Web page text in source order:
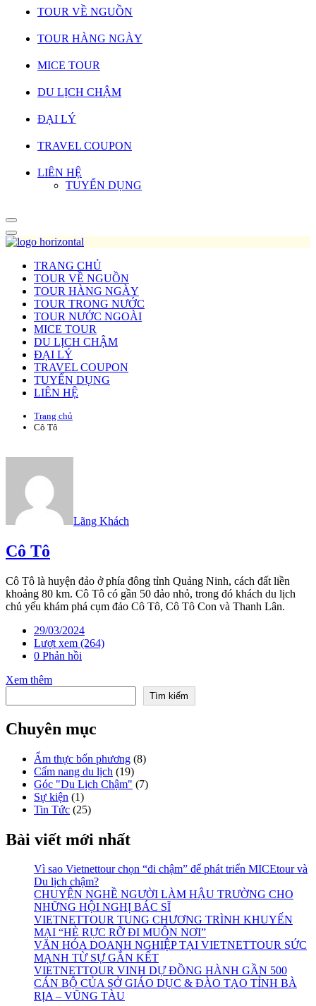
TOUR VỀ NGUỒN
TOUR HÀNG NGÀY
MICE TOUR
DU LỊCH CHẬM
ĐẠI LÝ
TRAVEL COUPON
LIÊN HỆ
TUYỂN DỤNG
TRANG CHỦ
TOUR VỀ NGUỒN
TOUR HÀNG NGÀY
TOUR TRONG NƯỚC
TOUR NƯỚC NGOÀI
MICE TOUR
DU LỊCH CHẬM
ĐẠI LÝ
TRAVEL COUPON
TUYỂN DỤNG
LIÊN HỆ
Trang chủ
Cô Tô
Lãng Khách
Cô Tô
Cô Tô là huyện đảo ở phía đông tỉnh Quảng Ninh, cách đất liền
khoảng 80 km. Cô Tô có gần 50 đảo nhỏ, trong đó khách du lịch
chủ yếu khám phá cụm đảo Cô Tô, Cô Tô Con và Thanh Lân.
29/03/2024
Lượt xem (264)
0 Phản hồi
Xem thêm
Tìm kiếm
Chuyên mục
Ẩm thực bốn phương (8)
Cẩm nang du lịch (19)
Góc "Du Lịch Chậm" (7)
Sự kiện (1)
Tin Tức (25)
Bài viết mới nhất
Vì sao Vietnettour chọn “đi chậm” để phát triển MICEtour và
Du lịch chậm?
CHUYỆN NGHỀ NGƯỜI LÀM HẬU TRƯỜNG CHO
NHỮNG HỘI NGHỊ BÁC SĨ
VIETNETTOUR TUNG CHƯƠNG TRÌNH KHUYẾN
MẠI “HÈ RỰC RỠ ĐI MUÔN NƠI”
VĂN HÓA DOANH NGHIỆP TẠI VIETNETTOUR SỨC
MẠNH TỪ SỰ GẮN KẾT
VIETNETTOUR VINH DỰ ĐỒNG HÀNH GẦN 500
CÁN BỘ CỦA SỞ GIÁO DỤC & ĐÀO TẠO TỈNH BÀ
RỊA – VŨNG TÀU